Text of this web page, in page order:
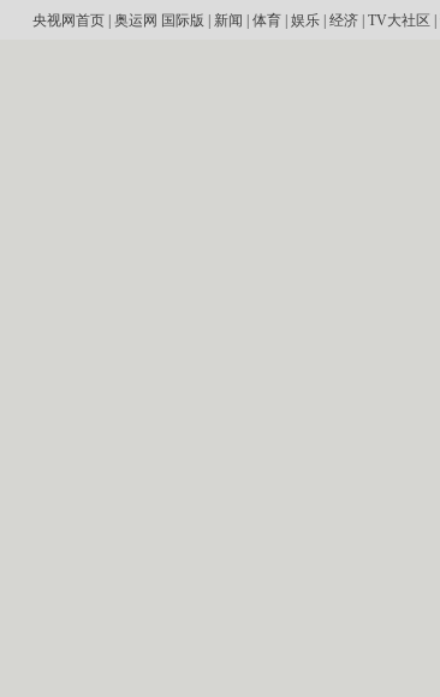
央视网首页| 奥运网 国际版 新闻 体育| 娱乐| 经济| TV大社区